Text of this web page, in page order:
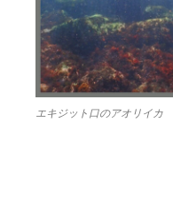
エキジット口のアオリイカ